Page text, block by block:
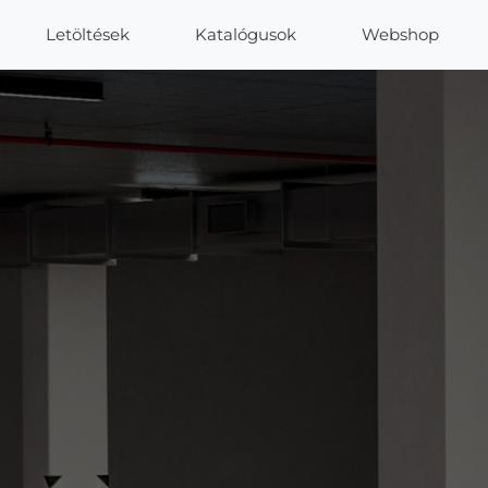
Letöltések Katalógusok Webshop